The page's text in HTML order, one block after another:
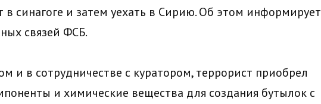
в синагоге и затем уехать в Сирию. Об этом информирует
связей ФСБ.
и в сотрудничестве с куратором, террорист приобрел
и химические вещества для создания бутылок с